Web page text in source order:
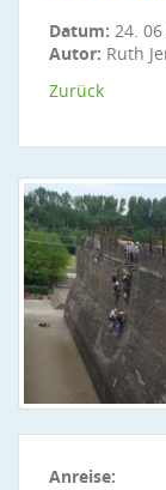
Datum: 24.
Autor: Ruth
Zurück
Anreise: